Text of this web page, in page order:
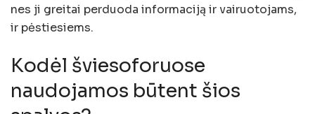
nes ji greitai perduoda informaciją ir vairuotojams,
ir pėstiesiems.
Kodėl šviesoforuose
naudojamos būtent šios